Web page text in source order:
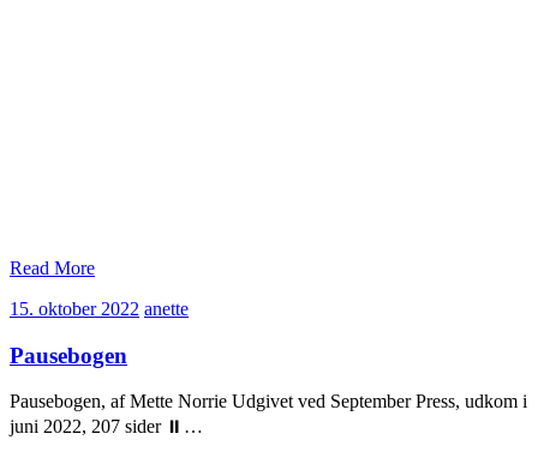
Read More
15. oktober 2022 15.
anetteanette
Pausebogen
Pausebogen, af Mette Norrie Udgivet ved September Press, udkom i
juni 2022, 207 sider ⏸…